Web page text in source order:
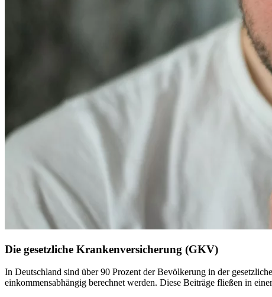
Die gesetzliche Krankenversicherung (GKV)
In Deutschland sind über 90 Prozent der Bevölkerung in der
einkommensabhängig berechnet werden. Diese Beiträge fließen in